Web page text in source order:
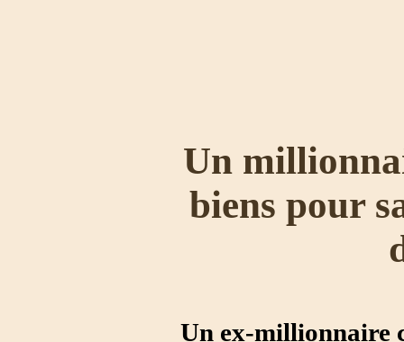
Un
biens pour
Un ex-millionnaire